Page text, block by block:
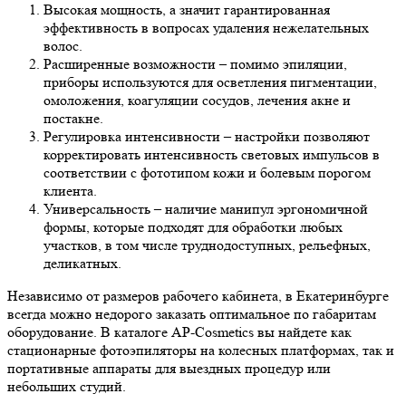
Высокая мощность, а значит гарантированная
эффективность в вопросах удаления нежелательных
волос.
Расширенные возможности – помимо эпиляции,
приборы используются для осветления пигментации,
омоложения, коагуляции сосудов, лечения акне и
постакне.
Регулировка интенсивности – настройки позволяют
корректировать интенсивность световых импульсов в
соответствии с фототипом кожи и болевым порогом
клиента.
Универсальность – наличие манипул эргономичной
формы, которые подходят для обработки любых
участков, в том числе труднодоступных, рельефных,
деликатных.
Независимо от размеров рабочего кабинета, в Екатеринбурге
всегда можно недорого заказать оптимальное по габаритам
оборудование. В каталоге AP-Cosmetics вы найдете как
стационарные фотоэпиляторы на колесных платформах, так и
портативные аппараты для выездных процедур или
небольших студий.